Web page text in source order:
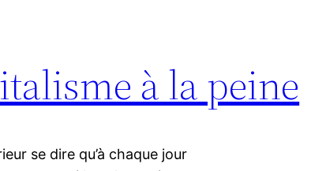
à la peine
se dire qu’à chaque jour